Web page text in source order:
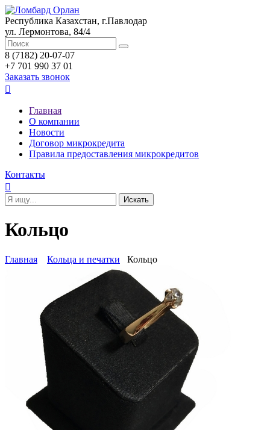
Республика Казахстан, г.Павлодар
ул. Лермонтова, 84/4
8 (7182) 20-07-07
+7 701 990 37 01
Заказать звонок

Главная
О компании
Новости
Договор микрокредита
Правила предоставления микрокредитов
Контакты

Кольцо
Главная Кольца и печатки Кольцо